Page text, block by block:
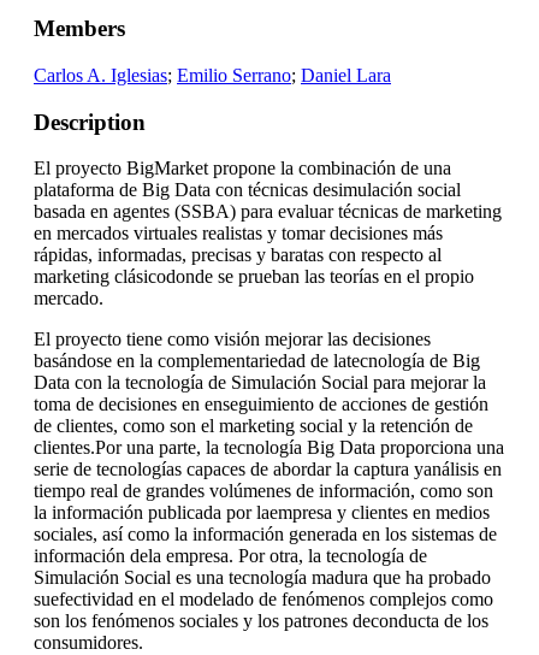
Members
Carlos A. Iglesias; Emilio Serrano; Daniel Lara
Description
El proyecto BigMarket propone la combinación de una
plataforma de Big Data con técnicas desimulación social
basada en agentes (SSBA) para evaluar técnicas de marketing
en mercados virtuales realistas y tomar decisiones más
rápidas, informadas, precisas y baratas con respecto al
marketing clásicodonde se prueban las teorías en el propio
mercado.
El proyecto tiene como visión mejorar las decisiones
basándose en la complementariedad de latecnología de Big
Data con la tecnología de Simulación Social para mejorar la
toma de decisiones en enseguimiento de acciones de gestión
de clientes, como son el marketing social y la retención de
clientes.Por una parte, la tecnología Big Data proporciona una
serie de tecnologías capaces de abordar la captura yanálisis en
tiempo real de grandes volúmenes de información, como son
la información publicada por laempresa y clientes en medios
sociales, así como la información generada en los sistemas de
información dela empresa. Por otra, la tecnología de
Simulación Social es una tecnología madura que ha probado
suefectividad en el modelado de fenómenos complejos como
son los fenómenos sociales y los patrones deconducta de los
consumidores.